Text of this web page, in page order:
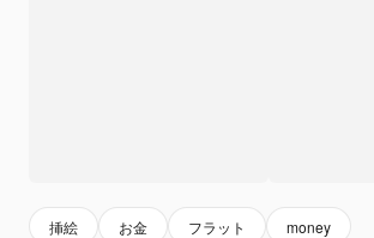
挿絵 お金 フラット money